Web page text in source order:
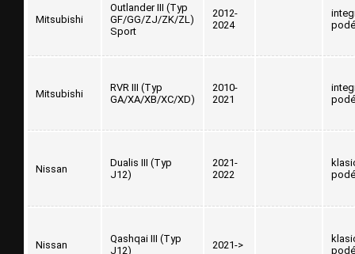
Mitsubishi
Outlander III (Typ
GF/GG/ZJ/ZK/ZL)
Sport
2012-
2024
Mitsubishi
RVR III (Typ
GA/XA/XB/XC/XD)
2010-
2021
Nissan
Dualis III (Typ
J12)
2021-
2022
Nissan
Qashqai III (Typ
J12)
2021->